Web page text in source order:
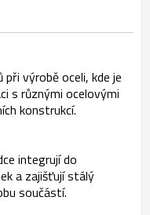
výrobě oceli, kde je
s různými ocelovými
konstrukcí.
integrují do
a zajišťují stálý
součástí.